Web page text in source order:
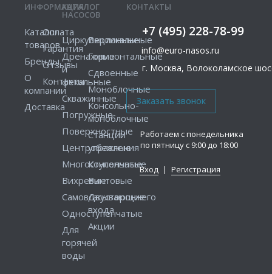
КОНТАКТЫ
+7 (495) 228-78-99
info@euro-nasos.ru
г. Москва, Волоколамское
Работаем с понедельника
по пятницу с 9:00 до 18:00
Вход | Регистрация
ИНФОРМАЦИЯ
Каталог
товаров
Бренды
О
компании
Доставка
Оплата
Гарантия
Отзывы
Контакты
КАТАЛОГ
НАСОСОВ
Циркуляционные
Дренажные
и
фекальные
Скважинные
Погружные
Поверхностные
Центробежные
Многоступенчатые
Вихревые
Самовсасывающие
Одноступенчатые
Для
горячей
воды
Вертикальные
Горизонтальные
Сдвоенные
Моноблочные
Консольно-
моноблочные
Станции
управления
Консольные
Винтовые
Двустороннего
входа
Акции